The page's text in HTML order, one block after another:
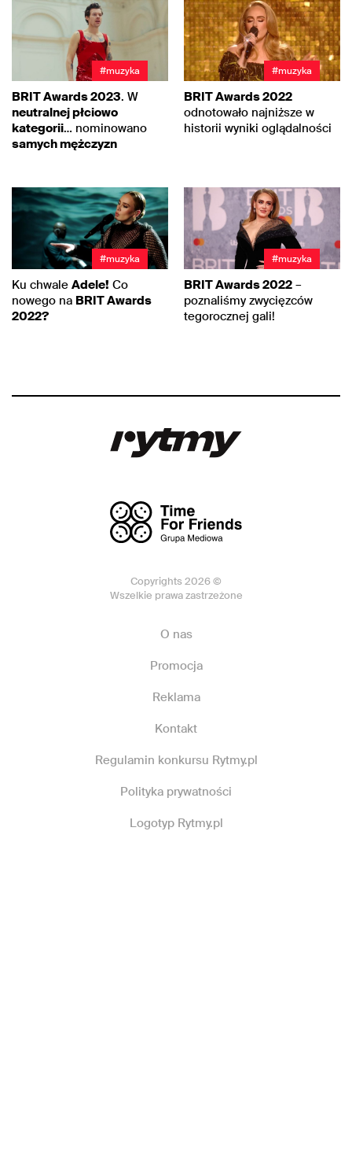
#muzyka
BRIT Awards 2023. W
neutralnej płciowo
kategorii… nominowano
samych mężczyzn
#muzyka
BRIT Awards 2022
odnotowało najniższe w
historii wyniki oglądalności
#muzyka
Ku chwale Adele! Co
nowego na BRIT Awards
2022?
#muzyka
BRIT Awards 2022 –
poznaliśmy zwycięzców
tegorocznej gali!
Copyrights 2026 ©
Wszelkie prawa zastrzeżone
O nas
Promocja
Reklama
Kontakt
Regulamin konkursu Rytmy.pl
Polityka prywatności
Logotyp Rytmy.pl